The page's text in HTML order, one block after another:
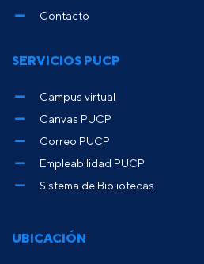
UBICACIÓN
Contacto
SERVICIOS PUCP
Campus virtual
Canvas PUCP
Correo PUCP
Empleabilidad PUCP
Sistema de Bibliotecas